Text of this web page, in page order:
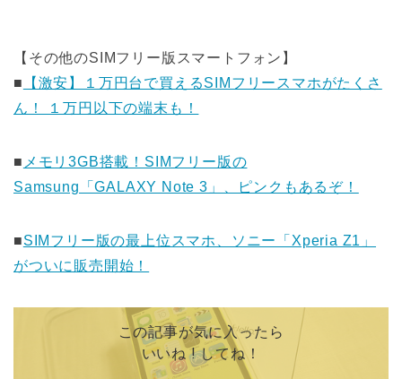
【その他のSIMフリー版スマートフォン】
■
【激安】１万円台で買えるSIMフリースマホがたくさ
ん！ １万円以下の端末も！
■ メモリ3GB搭載！SIMフリー版の
Samsung「GALAXY Note 3」、ピンクもあるぞ！
■SIMフリー版の最上位スマホ、ソニー「Xperia Z1」
がついに販売開始！
この記事が気に入ったら
いいね ! してね！